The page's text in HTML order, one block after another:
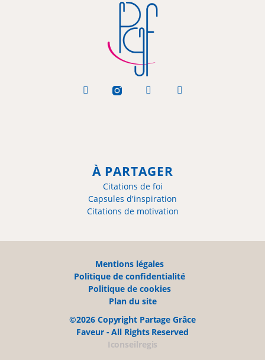
À PARTAGER
Citations de foi
Capsules d'inspiration
Citations de motivation
Mentions légales
Politique de confidentialité
Politique de cookies
Plan du site
©2026 Copyright Partage Grâce
Faveur - All Rights Reserved
Iconseilregis